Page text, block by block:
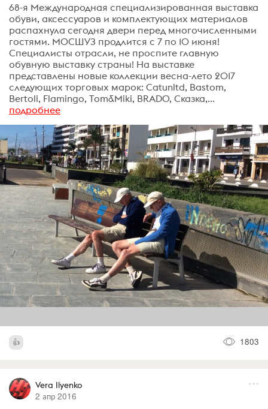
68-я Международная специализированная выставка
обуви, аксессуаров и комплектующих материалов
распахнула сегодня двери перед многочисленными
гостями. МОСШУЗ продлится с 7 по 10 июня!
Специалисты отрасли, не проспите главную
обувную выставку страны! На выставке
представлены новые коллекции весна-лето 2017
следующих торговых марок: Catunltd, Bastom,
Bertoli, Flamingo, Tom&Miki, BRADO, Сказка,...
подробнее
1803
Vera Ilyenko
2 апр 2016